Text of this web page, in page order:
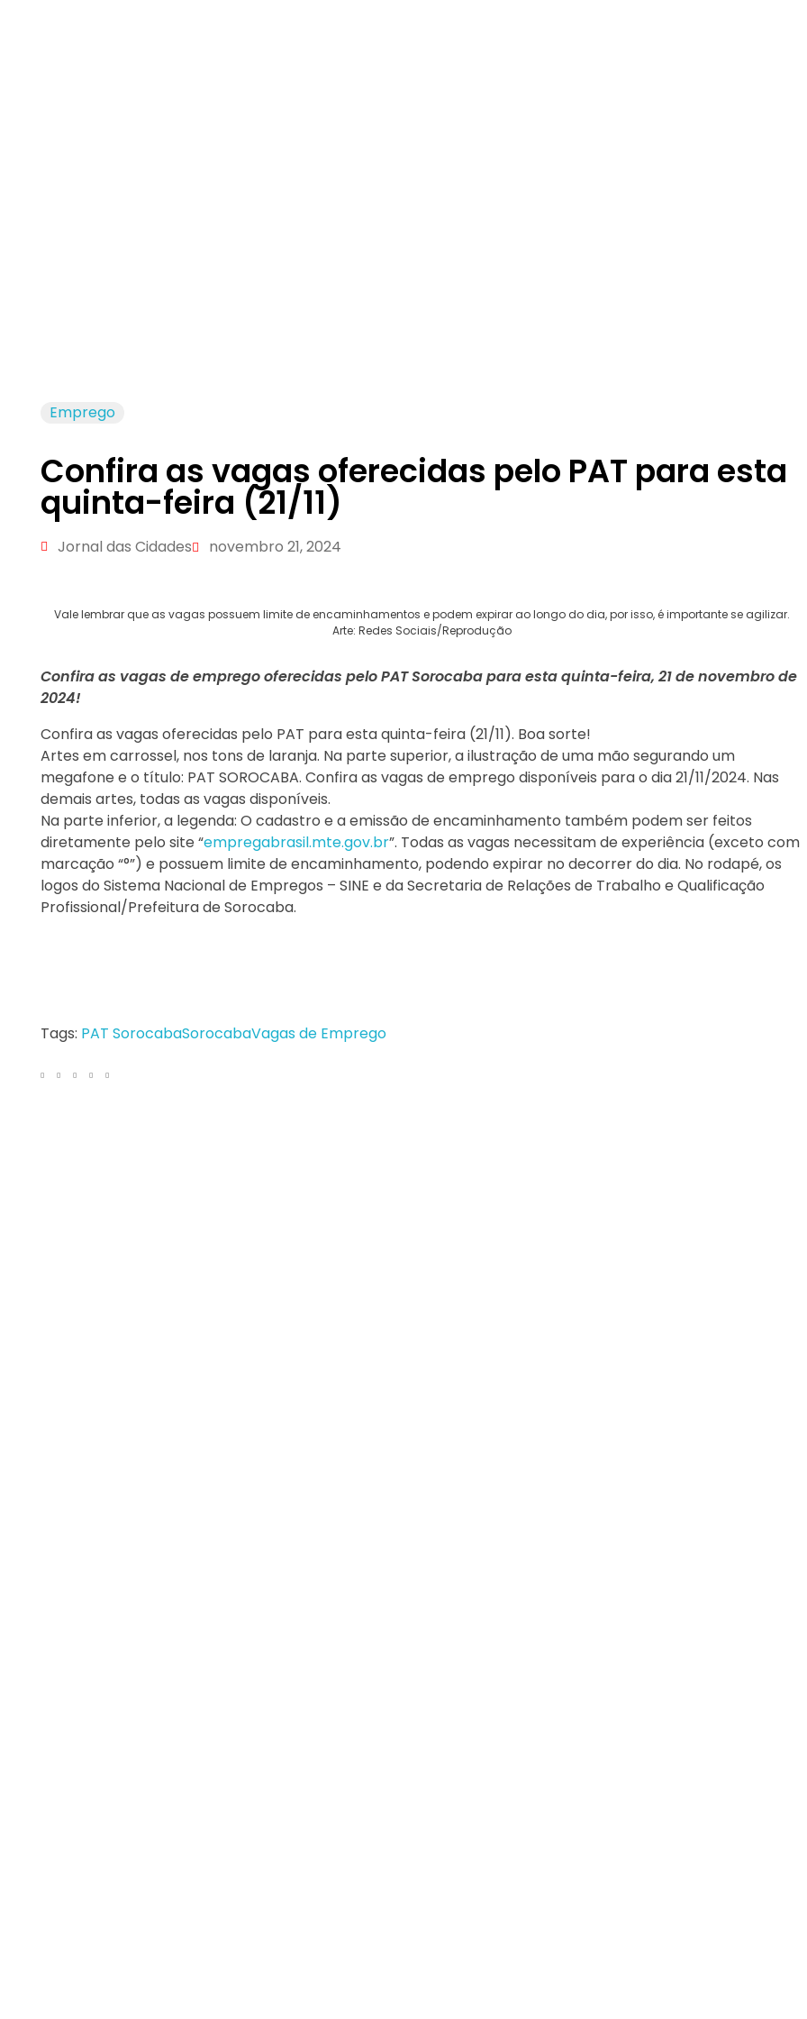
Emprego
Confira as vagas oferecidas pelo PAT para esta
quinta-feira (21/11)
Jornal das Cidades novembro 21, 2024
Vale lembrar que as vagas possuem limite de encaminhamentos e podem expirar ao longo do dia, por isso, é importante se agilizar.
Arte: Redes Sociais/Reprodução
Confira as vagas de emprego oferecidas pelo PAT Sorocaba para esta quinta-feira, 21 de novembro de
2024!
Confira as vagas oferecidas pelo PAT para esta quinta-feira (21/11). Boa sorte!
Artes em carrossel, nos tons de laranja. Na parte superior, a ilustração de uma mão segurando um
megafone e o título: PAT SOROCABA. Confira as vagas de emprego disponíveis para o dia 21/11/2024. Nas
demais artes, todas as vagas disponíveis.
Na parte inferior, a legenda: O cadastro e a emissão de encaminhamento também podem ser feitos
diretamente pelo site “empregabrasil.mte.gov.br”. Todas as vagas necessitam de experiência (exceto com
marcação “°”) e possuem limite de encaminhamento, podendo expirar no decorrer do dia. No rodapé, os
logos do Sistema Nacional de Empregos – SINE e da Secretaria de Relações de Trabalho e Qualificação
Profissional/Prefeitura de Sorocaba.
Tags: PAT SorocabaSorocabaVagas de Emprego